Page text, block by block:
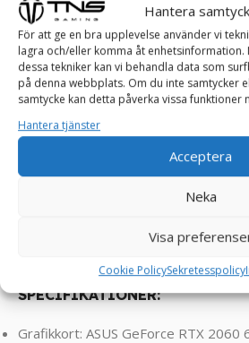
Hantera
För att ge en bra upplevelse använder vi
lagra och/eller komma åt enhetsinformation.
dessa tekniker kan vi behandla data som
på denna webbplats. Om du inte samtycker
samtycke kan detta påverka vissa funktioner
Hantera tjänster
Acceptera
Neka
Visa
Cookie PolicySekretesspolicy
VIX Speldator är toppval för gaming-
strävar efter en förstklassig
gamingdator levererar hög
utav dagens spel, vilket gör den
senaste spelen med bra bildkvalitet.
för spelare som sätter prestanda i
en spännande och immersiv spelvärld.
Klarar spel som FarCry, RDR2,
Legends, World of Warcraft, Fortnite,
SPECIFIKATIONER:
Grafikkort: ASUS GeForce RTX 2060